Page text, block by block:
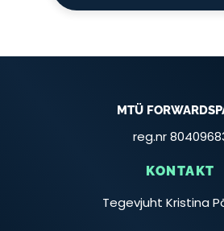
MTÜ
reg.nr
KONTAKT
Tegevjuht Kristina